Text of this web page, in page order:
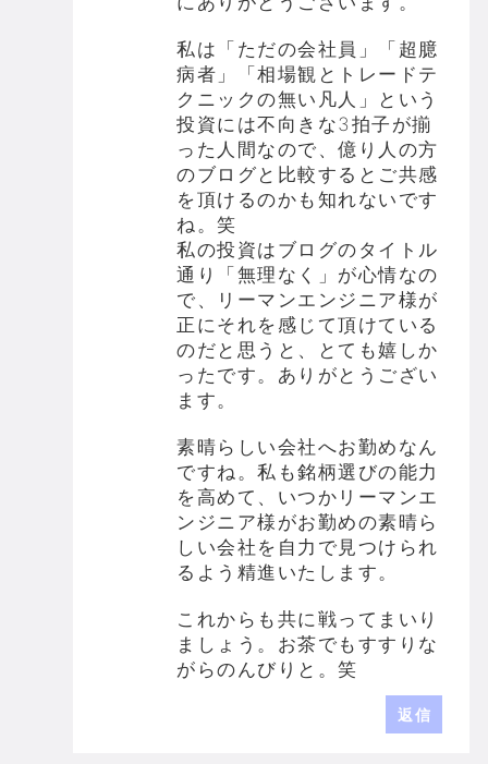
私は「ただの会社員」「超臆
病者」「相場観とトレードテ
クニックの無い凡人」という
投資には不向きな3拍子が揃
った人間なので、億り人の方
のブログと比較するとご共感
を頂けるのかも知れないです
ね。笑
私の投資はブログのタイトル
通り「無理なく」が心情なの
で、リーマンエンジニア様が
正にそれを感じて頂けている
のだと思うと、とても嬉しか
ったです。ありがとうござい
ます。
素晴らしい会社へお勤めなん
ですね。私も銘柄選びの能力
を高めて、いつかリーマンエ
ンジニア様がお勤めの素晴ら
しい会社を自力で見つけられ
るよう精進いたします。
これからも共に戦ってまいり
ましょう。お茶でもすすりな
がらのんびりと。笑
返信